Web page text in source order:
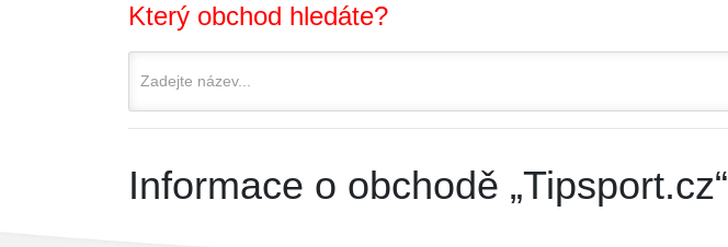
Který obchod hledáte?
Informace o obchodě „Tipsport.cz“